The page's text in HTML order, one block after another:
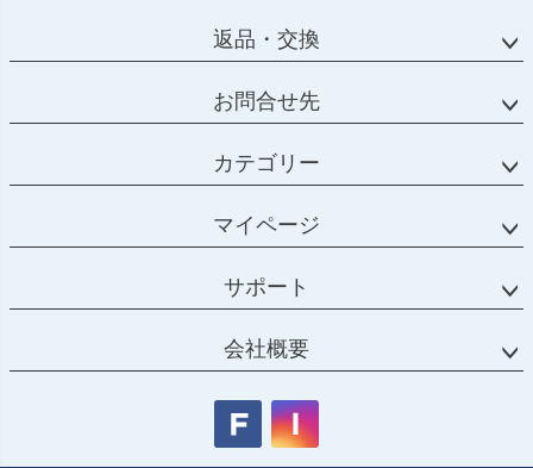
返品・交換
お問合せ先
カテゴリー
マイページ
サポート
会社概要